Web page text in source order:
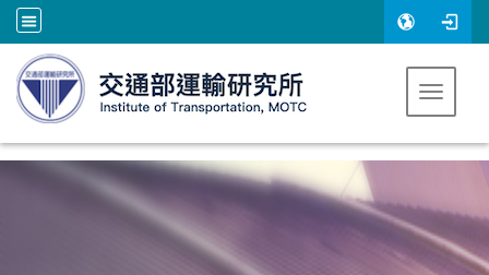
跳到主要內容
Toggle